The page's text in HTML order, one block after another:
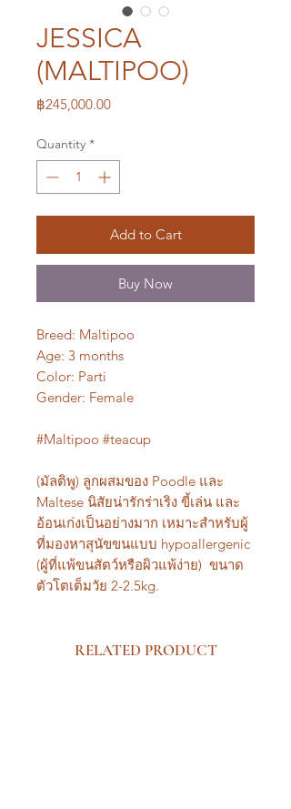
JESSICA
(MALTIPOO)
฿245,000.00Price
Quantity *
Add to Cart
Buy Now
Breed: Maltipoo
Age: 3 months
Color: Parti
Gender: Female
#Maltipoo #teacup
(มัลติพู) ลูกผสมของ Poodle และ
Maltese นิสัยน่ารักร่าเริง ขี้เล่น และ
อ้อนเก่งเป็นอย่างมาก เหมาะสำหรับผู้
ที่มองหาสุนัขขนแบบ hypoallergenic
(ผู้ที่แพ้ขนสัตว์หรือผิวแพ้ง่าย) ขนาด
ตัวโตเต็มวัย 2-2.5kg.
RELATED PRODUCT